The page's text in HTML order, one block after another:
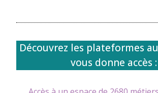
Découvrez les plateformes
vous donne accès :